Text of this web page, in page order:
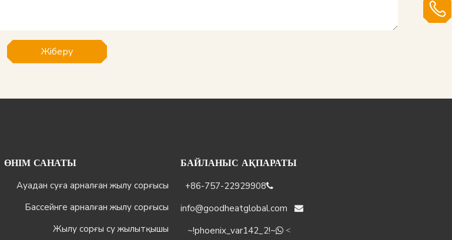
Жіберу
ӨНІМ САНАТЫ
Ауадан суға арналған жылу сорғысы
Бассейнге арналған жылу сорғысы
Жылу сорғы су жылытқышы
БАЙЛАНЫС АҚПАРАТЫ

+86-757-22929908

info@goodheatglobal.com
 <
~!phoenix_var142_2!~